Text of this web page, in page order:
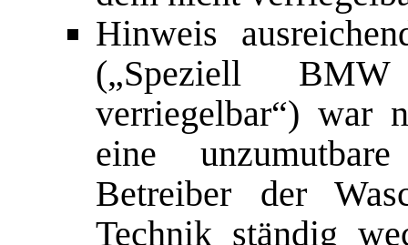
Hinweis
(„Speziell
verriegelbar“) war
eine
Betreiber der
Technik ständig